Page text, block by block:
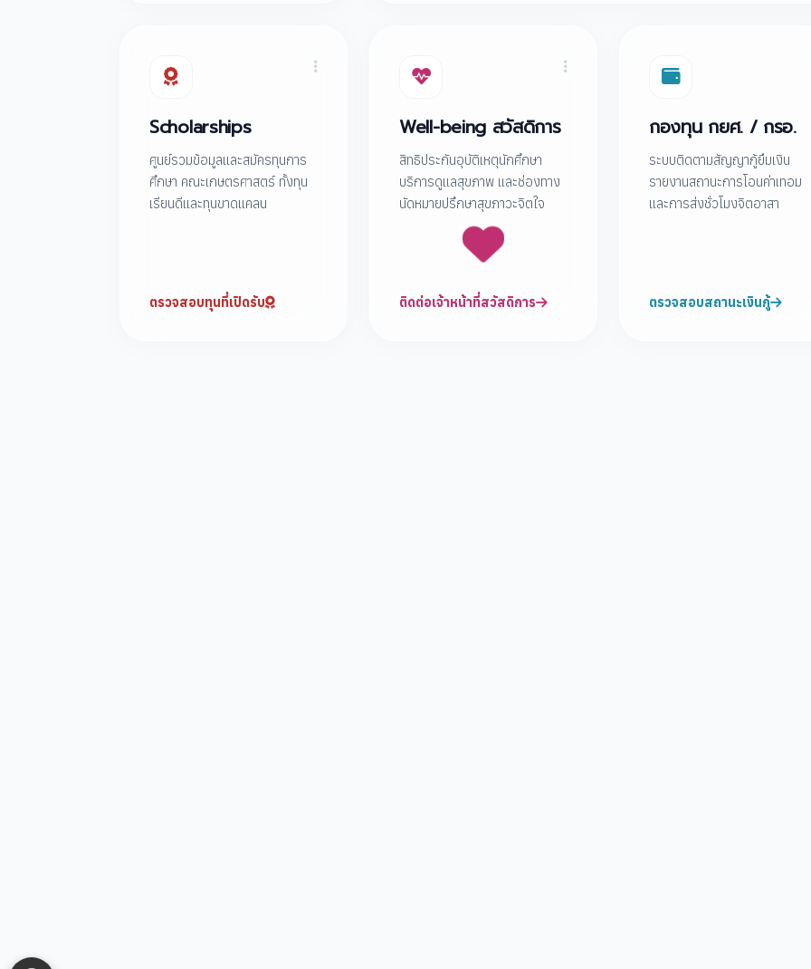
Scholarships
ศูนย์รวมข้อมูลและสมัครทุนการ
ศึกษา คณะเกษตรศาสตร์ ทั้งทุน
เรียนดีและทุนขาดแคลน
ตรวจสอบทุนที่เปิดรับ
Well-being สวัสดิการ
สิทธิประกันอุบัติเหตุนักศึกษา
บริการดูแลสุขภาพ และช่องทาง
นัดหมายปรึกษาสุขภาวะจิตใจ
ติดต่อเจ้าหน้าที่สวัสดิการ
กองทุน กยศ. / กรอ.
ระบบติดตามสัญญากู้ยืมเงิน
รายงานสถานะการโอนค่าเทอม
และการส่งชั่วโมงจิตอาสา
ตรวจสอบสถานะเงินกู้